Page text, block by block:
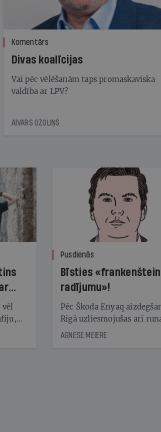
Komentārs
Divas koalīcijas
Vai pēc vēlēšanām taps promaskaviska
valdība ar LPV?
AIVARS OZOLIŅŠ
kad
Pusdienās
Bīsties
radījumu»!
Pēc Škoda Enyaq
Rīgā uzliesmojušas arī
par elektroauto drošību.
AGNESE MEIERE